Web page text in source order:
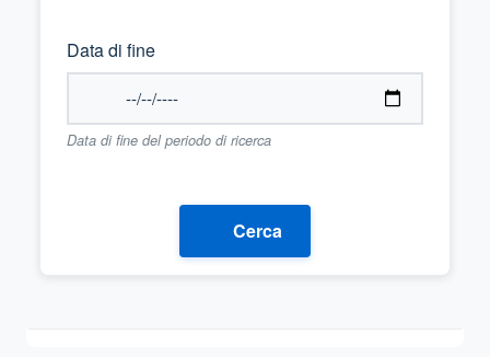
Data di fine
Data di fine del periodo di ricerca
Cerca